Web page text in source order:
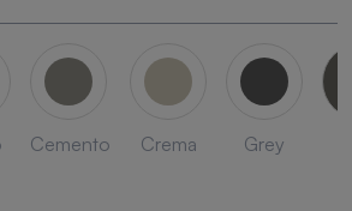
Cemento Crema Grey